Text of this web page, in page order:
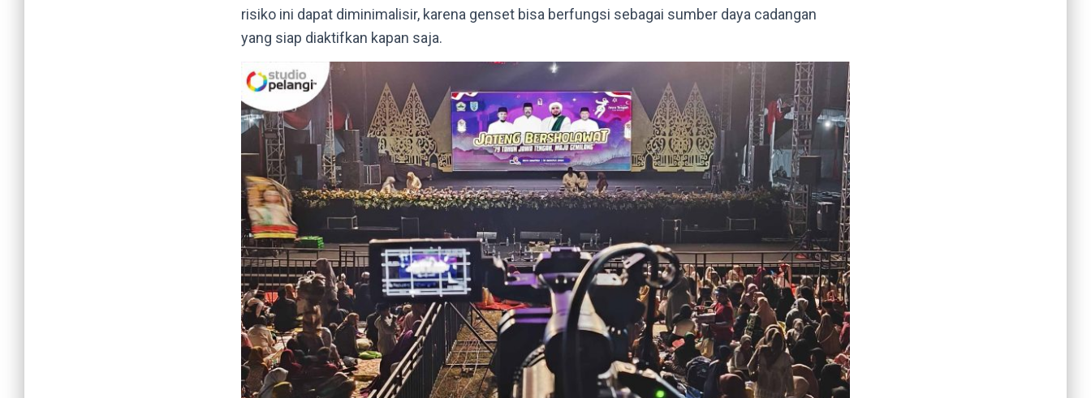
risiko ini dapat diminimalisir, karena genset bisa berfungsi sebagai sumber daya cadangan
yang siap diaktifkan kapan saja.